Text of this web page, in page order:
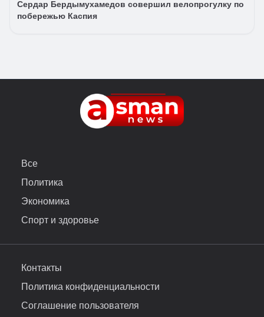
Сердар Бердымухамедов совершил велопрогулку по
побережью Каспия
Все
Политика
Экономика
Спорт и здоровье
Контакты
Политика конфиденциальности
Соглашение пользователя